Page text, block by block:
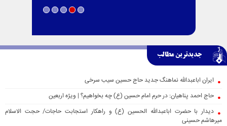
جدیدترین مطالب
ایران اباعبدالله نماهنگ جدید حاج حسین سیب سرخی
حاج احمد پناهیان: در حرم امام حسین (ع) چه بخواهیم؟ | ویژه اربعین
دیدار با حضرت اباعبدالله الحسین (ع) و راهکار استجابت حاجات/ حجت الاسلام
میرهاشم حسینی